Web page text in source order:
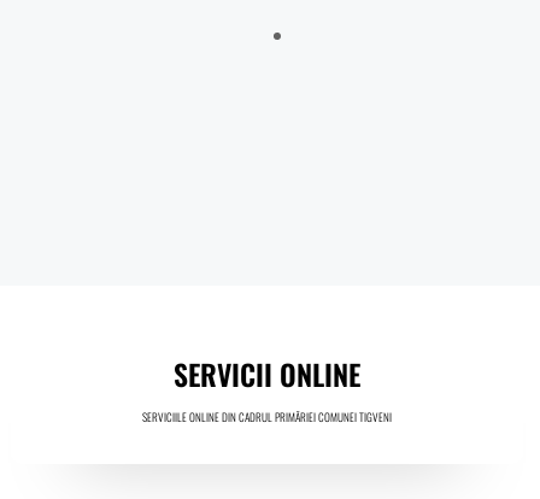
din Judetul Vâlcea , proprietarii sau detinățorii acestora, precum
SERVICII ONLINE
SERVICIILE ONLINE DIN CADRUL PRIMĂRIEI COMUNEI TIGVENI